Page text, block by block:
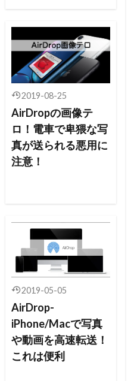
2019-08-25
AirDropの画像テ
ロ！電車で卑猥な写
真が送られる悪用に
注意！
2019-05-05
AirDrop-
iPhone/Macで写真
や動画を高速転送！
これは便利